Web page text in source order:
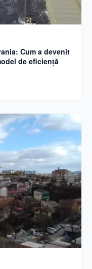
Cum a devenit
de eficiență